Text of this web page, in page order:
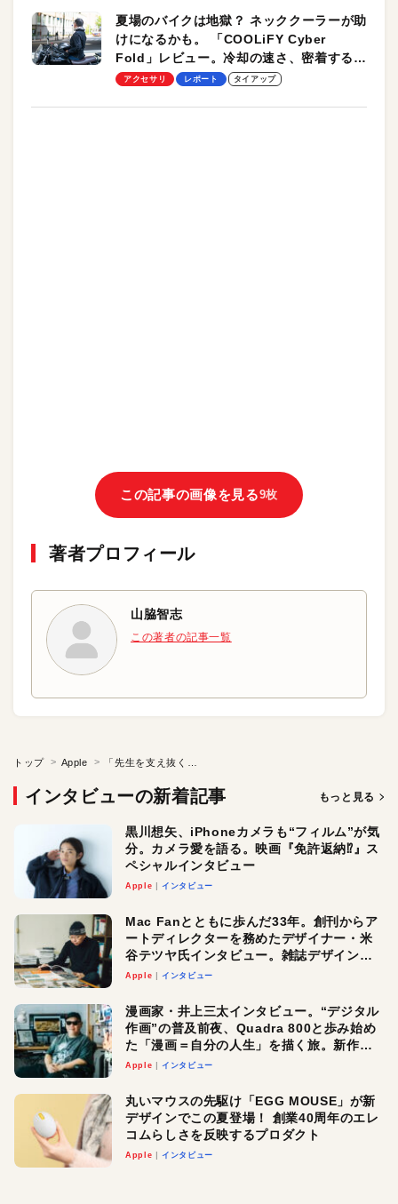
夏場のバイクは地獄？ ネッククーラーが助
けになるかも。 「COOLiFY Cyber
Fold」レビュー。冷却の速さ、密着する冷
却プレート、シンプルな操作性がグッド！
アクセサリ レポート タイアップ
この記事の画像を見る9枚
著者プロフィール
山脇智志
この著者の記事一覧
トップ Apple
インタビューの新着記事 もっと見る
黒川想矢、iPhoneカメラも“フィルム”が気
分。カメラ愛を語る。映画『免許返納⁉︎』ス
ペシャルインタビュー
Apple インタビュー
Mac Fanとともに歩んだ33年。創刊からア
ートディレクターを務めたデザイナー・米
谷テツヤ氏インタビュー。雑誌デザインの
真髄と今後
Apple インタビュー
漫画家・井上三太インタビュー。“デジタル
作画”の普及前夜、Quadra 800と歩み始め
た「漫画＝自分の人生」を描く旅。新作
『惨家』に込めた想い
Apple インタビュー
丸いマウスの先駆け「EGG MOUSE」が新
デザインでこの夏登場！ 創業40周年のエレ
コムらしさを反映するプロダクト
Apple インタビュー